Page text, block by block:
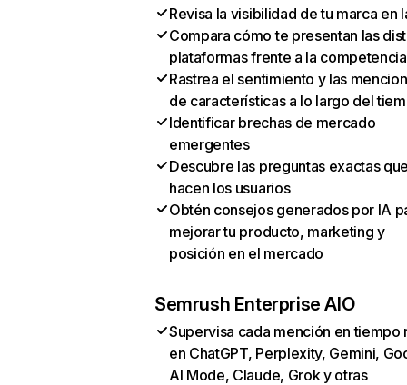
Revisa la visibilidad de tu marca en
Compara cómo te presentan las
plataformas frente a la competencia
Rastrea el sentimiento y las
de características a lo largo del
Identificar brechas de mercado
emergentes
Descubre las preguntas exactas
hacen los usuarios
Obtén consejos generados por IA
mejorar tu producto, marketing y
posición en el mercado
Semrush Enterprise AIO
Supervisa cada mención en tiempo
en ChatGPT, Perplexity, Gemini,
AI Mode, Claude, Grok y otras